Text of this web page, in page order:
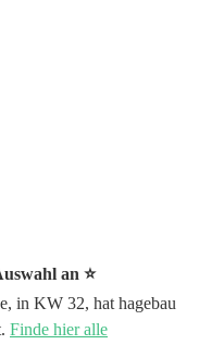
an ⭐️
in KW 32, hat hagebau
Finde hier alle